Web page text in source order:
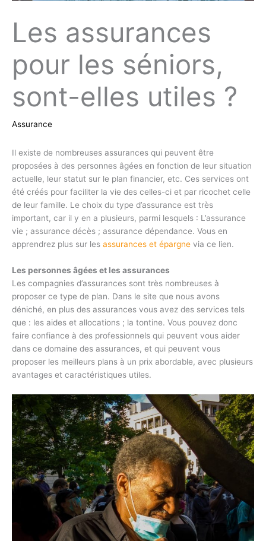
Les assurances
pour les séniors,
sont-elles utiles ?
Assurance
Il existe de nombreuses assurances qui peuvent être
proposées à des personnes âgées en fonction de leur situation
actuelle, leur statut sur le plan financier, etc. Ces services ont
été créés pour faciliter la vie des celles-ci et par ricochet celle
de leur famille. Le choix du type d’assurance est très
important, car il y en a plusieurs, parmi lesquels : L’assurance
vie ; assurance décès ; assurance dépendance. Vous en
apprendrez plus sur les assurances et épargne via ce lien.
Les personnes âgées et les assurances
Les compagnies d’assurances sont très nombreuses à
proposer ce type de plan. Dans le site que nous avons
déniché, en plus des assurances vous avez des services tels
que : les aides et allocations ; la tontine. Vous pouvez donc
faire confiance à des professionnels qui peuvent vous aider
dans ce domaine des assurances, et qui peuvent vous
proposer les meilleurs plans à un prix abordable, avec plusieurs
avantages et caractéristiques utiles.